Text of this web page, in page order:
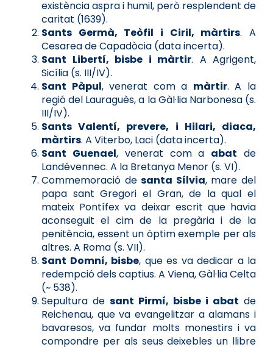
existència aspra i humil, però resplendent de
caritat (1639).
Sants Germà, Teòfil i Ciril, màrtirs. A
Cesarea de Capadòcia (data incerta).
Sant Libertí, bisbe i màrtir. A Agrigent,
Sicília (s. III/IV).
Sant Pàpul, venerat com a màrtir. A la
regió del Lauraguès, a la Gàl·lia Narbonesa (s.
III/IV).
Sants Valentí, prevere, i Hilari, diaca,
màrtirs. A Viterbo, Laci (data incerta).
Sant Guenael, venerat com a abat de
Landévennec. A la Bretanya Menor (s. VI).
Commemoració desanta Sílvia, mare del
papa sant Gregori el Gran, de la qual el
mateix Pontífex va deixar escrit que havia
aconseguit el cim de la pregària i de la
penitència, essent un òptim exemple per als
altres. A Roma (s. VII).
Sant Domní, bisbe, que es va dedicar a la
redempció dels captius. A Viena, Gàl·lia Celta
(~ 538).
Sepultura de sant Pirmí, bisbe i abat de
Reichenau, que va evangelitzar a alamans i
bavaresos, va fundar molts monestirs i va
compondre per als seus deixebles un llibre